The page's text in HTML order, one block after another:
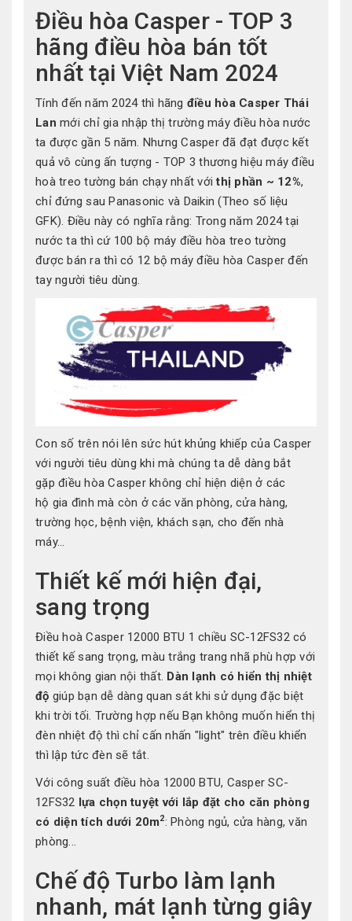
Điều hòa Casper - TOP 3
hãng điều hòa bán tốt
nhất tại Việt Nam 2024
Tính đến năm 2024 thì hãng điều hòa Casper Thái
Lan mới chỉ gia nhập thị trường máy điều hòa nước
ta được gần 5 năm. Nhưng Casper đã đạt được kết
quả vô cùng ấn tượng - TOP 3 thương hiệu máy điều
hoà treo tường bán chạy nhất vớithị phần ~ 12%,
chỉ đứng sau Panasonic và Daikin (Theo số liệu
GFK). Điều này có nghĩa rằng: Trong năm 2024 tại
nước ta thì cứ 100 bộ máy điều hòa treo tường
được bán ra thì có 12 bộ máy điều hòa Casper đến
tay người tiêu dùng.
Con số trên nói lên sức hút khủng khiếp của Casper
với người tiêu dùng khi mà chúng ta dễ dàng bắt
gặp điều hòa Casper không chỉ hiện diện ở các
hộ gia đình mà còn ở các văn phòng, cửa hàng,
trường học, bệnh viện, khách sạn, cho đến nhà
máy...
Thiết kế mới hiện đại,
sang trọng
Điều hoà Casper 12000 BTU 1 chiều SC-12FS32 có
thiết kế sang trọng, màu trắng trang nhã phù hợp với
mọi không gian nội thất. Dàn lạnh có hiển thị nhiệt
độ giúp bạn dễ dàng quan sát khi sử dụng đặc biệt
khi trời tối. Trường hợp nếu Bạn không muốn hiển thị
đèn nhiệt độ thì chỉ cấn nhấn "light" trên điều khiển
thì lập tức đèn sẽ tắt.
Với công suất điều hòa 12000 BTU, Casper SC-
12FS32 lựa chọn tuyệt với lắp đặt cho căn phòng
có diện tích dưới 20m2: Phòng ngủ, cửa hàng, văn
phòng...
Chế độ Turbo làm lạnh
nhanh, mát lạnh từng giây